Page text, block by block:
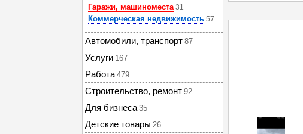
Гаражи, машиноместа 31
Коммерческая недвижимость 57
Автомобили, транспорт 87
Услуги 167
Работа 479
Строительство, ремонт 92
Для бизнеса 35
Детские товары 26